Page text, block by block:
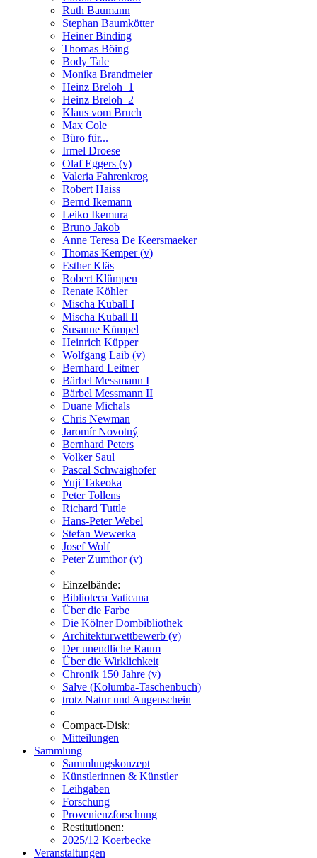
Ruth Baumann
Stephan Baumkötter
Heiner Binding
Thomas Böing
Body Tale
Monika Brandmeier
Heinz Breloh_1
Heinz Breloh_2
Klaus vom Bruch
Max Cole
Büro für...
Irmel Droese
Olaf Eggers (v)
Valeria Fahrenkrog
Robert Haiss
Bernd Ikemann
Leiko Ikemura
Bruno Jakob
Anne Teresa De Keersmaeker
Thomas Kemper (v)
Esther Kläs
Robert Klümpen
Renate Köhler
Mischa Kuball I
Mischa Kuball II
Susanne Kümpel
Heinrich Küpper
Wolfgang Laib (v)
Bernhard Leitner
Bärbel Messmann I
Bärbel Messmann II
Duane Michals
Chris Newman
Jaromír Novotný
Bernhard Peters
Volker Saul
Pascal Schwaighofer
Yuji Takeoka
Peter Tollens
Richard Tuttle
Hans-Peter Webel
Stefan Wewerka
Josef Wolf
Peter Zumthor (v)
Einzelbände:
Biblioteca Vaticana
Über die Farbe
Die Kölner Dombibliothek
Architekturwettbewerb (v)
Der unendliche Raum
Über die Wirklichkeit
Chronik 150 Jahre (v)
Salve (Kolumba-Taschenbuch)
trotz Natur und Augenschein
Compact-Disk:
Mitteilungen
Sammlung
Sammlungskonzept
Künstlerinnen & Künstler
Leihgaben
Forschung
Provenienzforschung
Restitutionen:
2025/12 Koerbecke
Veranstaltungen